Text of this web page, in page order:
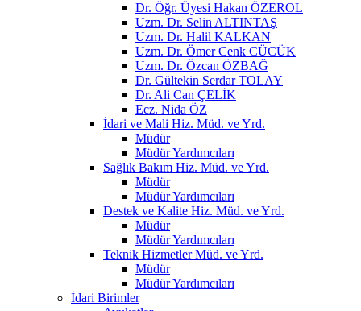
Dr. Öğr. Üyesi Hakan ÖZEROL
Uzm. Dr. Selin ALTINTAŞ
Uzm. Dr. Halil KALKAN
Uzm. Dr. Ömer Cenk CÜCÜK
Uzm. Dr. Özcan ÖZBAĞ
Dr. Gültekin Serdar TOLAY
Dr. Ali Can ÇELİK
Ecz. Nida ÖZ
İdari ve Mali Hiz. Müd. ve Yrd.
Müdür
Müdür Yardımcıları
Sağlık Bakım Hiz. Müd. ve Yrd.
Müdür
Müdür Yardımcıları
Destek ve Kalite Hiz. Müd. ve Yrd.
Müdür
Müdür Yardımcıları
Teknik Hizmetler Müd. ve Yrd.
Müdür
Müdür Yardımcıları
İdari Birimler